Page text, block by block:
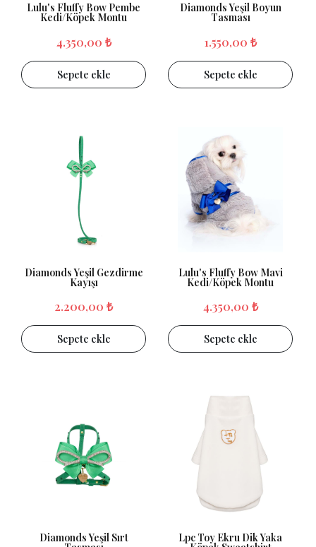
Lulu's Fluffy Bow Pembe
Kedi/Köpek Montu
4.350,00 ₺
Sepete ekle
Diamonds Yeşil Boyun
Tasması
1.550,00 ₺
Sepete ekle
Diamonds Yeşil Gezdirme
Kayışı
2.200,00 ₺
Sepete ekle
Lulu's Fluffy Bow Mavi
Kedi/Köpek Montu
4.350,00 ₺
Sepete ekle
Diamonds Yeşil Sırt Lpc Toy Ekru Dik Yaka